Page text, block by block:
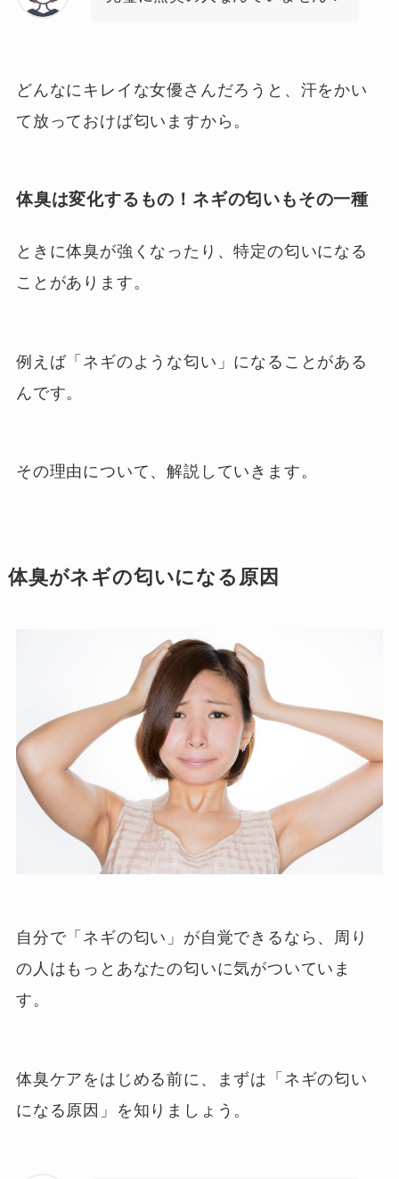
どんなにキレイな女優さんだろうと、汗をかい
て放っておけば匂いますから。
体臭は変化するもの！ネギの匂いもその一種
ときに体臭が強くなったり、特定の匂いになる
ことがあります。
例えば「ネギのような匂い」になることがある
んです。
その理由について、解説していきます。
体臭がネギの匂いになる原因
自分で「ネギの匂い」が自覚できるなら、周り
の人はもっとあなたの匂いに気がついていま
す。
体臭ケアをはじめる前に、まずは「ネギの匂い
になる原因」を知りましょう。